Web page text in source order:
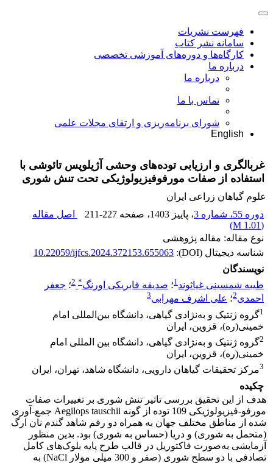
فهرست نشریات
سامانه نشر کتاب
کارگاه‌ها و دوره‌های آموزشی تخصصی
درباره ما
درباره ما
تماس با ما
شورای برنامه‌ریزی و ارتقای مجلات علمی
English
غربالگری و ارزیابی توده‌های وحشی آژیلوپس تائوشی با
استفاده از صفات مورفوفیزیولوژیکی تحت تنش شوری
علوم گیاهان زراعی ایران
دوره 55، شماره 3
، پاییز 1403 ، صفحه 211-227
اصل مقاله
(
1.01 M
)
نوع مقاله: مقاله پژوهشی
شناسه دیجیتال (DOI):
10.22059/ijfcs.2024.372153.655063
نویسندگان
طیبه شمسینی غیاثوند1؛ صدیقه فابریکی اورنگ*
2؛ جعفر
احمدی2؛ علی اشرف مهرابی3
1گروه ژنتیک و به‌نژادی گیاهی، دانشگاه بین‌المللی امام
خمینی(ره)، قزوین، ایران
2گروه ژنتیک و به‌نژادی گیاهی، دانشگاه بین المللی امام
خمینی(ره)، قزوین، ایران
3مرکز تحقیقات گیاهان دارویی، دانشگاه شاهد، تهران، ایران
چکیده
هدف از این تحقیق بررسی تاثیر تنش شوری بر تغییرات صفات
مورفو-فیزیولوژیکی 109 توده از گونه Aegilops tauschii جمع-آوری
شده از مناطق مختلف جهان به همراه دو رقم شاهد گندم نان ارگ
(متحمل به شوری) و دریا (حساس به شوری) بود. بدین منظور
آزمایشی به‌صورت فاکتوریل در قالب طرح پایه بلوک‌های کامل
تصادفی با دو سطح شوری (صفر و 300 میلی مولار NaCl) به